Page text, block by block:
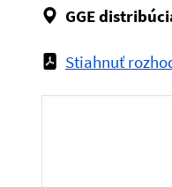
GGE
Stiahnuť